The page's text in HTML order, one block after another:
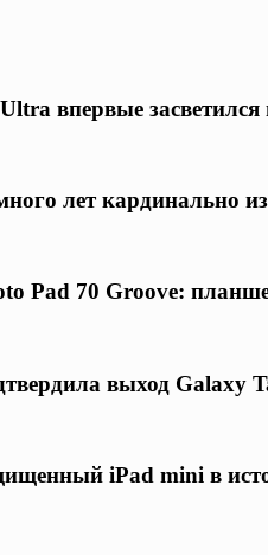
впервые
лет кардинально
Pad 70 Groove:
выход Galaxy
iPad mini в